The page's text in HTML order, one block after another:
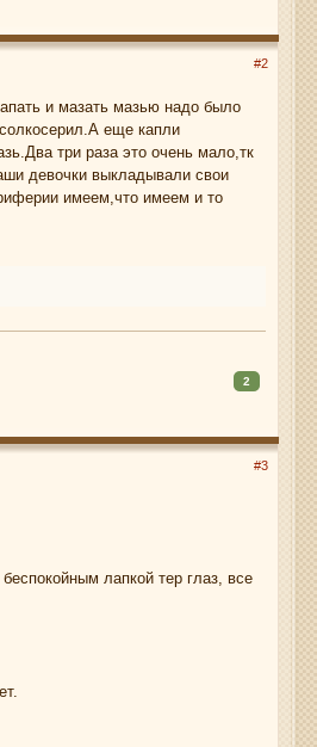
#2
и мазать мазью надо было
еще капли
три раза это очень мало,тк
девочки выкладывали свои
имеем,что имеем и то
2
#3
лапкой тер глаз, все